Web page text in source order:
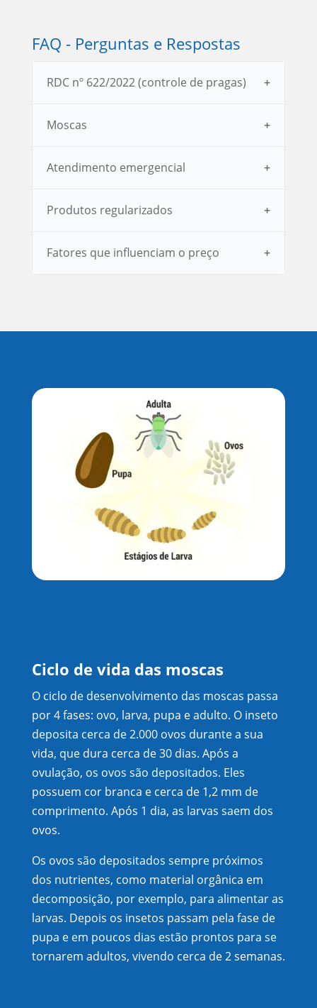
FAQ - Perguntas e Respostas
RDC nº 622/2022 (controle de pragas)
Moscas
Atendimento emergencial
Produtos regularizados
Fatores que influenciam o preço
Ciclo de vida das moscas
O ciclo de desenvolvimento das moscas passa
por 4 fases: ovo, larva, pupa e adulto. O inseto
deposita cerca de 2.000 ovos durante a sua
vida, que dura cerca de 30 dias. Após a
ovulação, os ovos são depositados. Eles
possuem cor branca e cerca de 1,2 mm de
comprimento. Após 1 dia, as larvas saem dos
ovos.
Os ovos são depositados sempre próximos
dos nutrientes, como material orgânica em
decomposição, por exemplo, para alimentar as
larvas. Depois os insetos passam pela fase de
pupa e em poucos dias estão prontos para se
tornarem adultos, vivendo cerca de 2 semanas.